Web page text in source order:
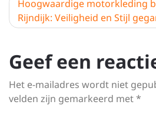
Hoogwaardige motorkleding
Rijndijk: Veiligheid en Stijl
Geef een
Het e-mailadres wordt niet
velden zijn gemarkeerd met*